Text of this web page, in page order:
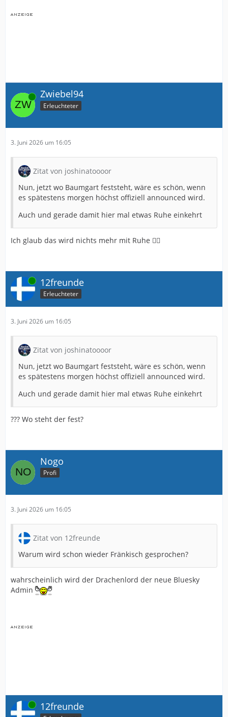
Online Zwiebel94
Erleuchteter
3. Juni 2026 um 16:05
Zitat von joshinatoooor
Nun, jetzt wo Baumgart feststeht, wäre es schön, wenn
es spätestens morgen höchst offiziell announced wird.
Auch und gerade damit hier mal etwas Ruhe einkehrt
Ich glaub das wird nichts mehr mit Ruhe 😵‍💫
Online 12freunde
Erleuchteter
3. Juni 2026 um 16:05
Zitat von joshinatoooor
Nun, jetzt wo Baumgart feststeht, wäre es schön, wenn
es spätestens morgen höchst offiziell announced wird.
Auch und gerade damit hier mal etwas Ruhe einkehrt
??? Wo steht der fest?
Nogo
Profi
3. Juni 2026 um 16:05
Zitat von 12freunde
Warum wird schon wieder Fränkisch gesprochen?
wahrscheinlich wird der Drachenlord der neue Bluesky
Admin
Online 12freunde